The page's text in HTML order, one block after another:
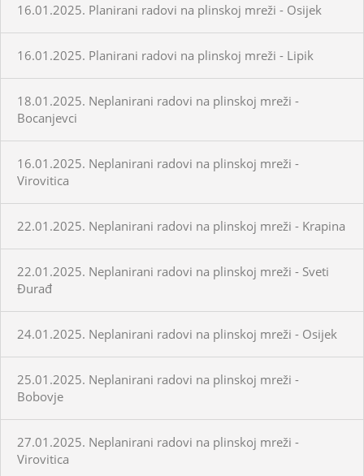
16.01.2025. Planirani radovi na plinskoj mreži - Osijek
16.01.2025. Planirani radovi na plinskoj mreži - Lipik
18.01.2025. Neplanirani radovi na plinskoj mreži -
Bocanjevci
16.01.2025. Neplanirani radovi na plinskoj mreži -
Virovitica
22.01.2025. Neplanirani radovi na plinskoj mreži - Krapina
22.01.2025. Neplanirani radovi na plinskoj mreži - Sveti
Đurađ
24.01.2025. Neplanirani radovi na plinskoj mreži - Osijek
25.01.2025. Neplanirani radovi na plinskoj mreži -
Bobovje
27.01.2025. Neplanirani radovi na plinskoj mreži -
Virovitica